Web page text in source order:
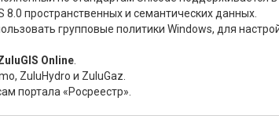
пространственных и семантических данных.
групповые политики Windows, для
Online
ZuluHydro и ZuluGaz.
портала «Росреестр».